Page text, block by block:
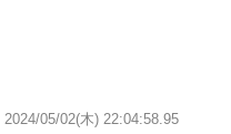
2024/05/02(木) 22:04:58.95